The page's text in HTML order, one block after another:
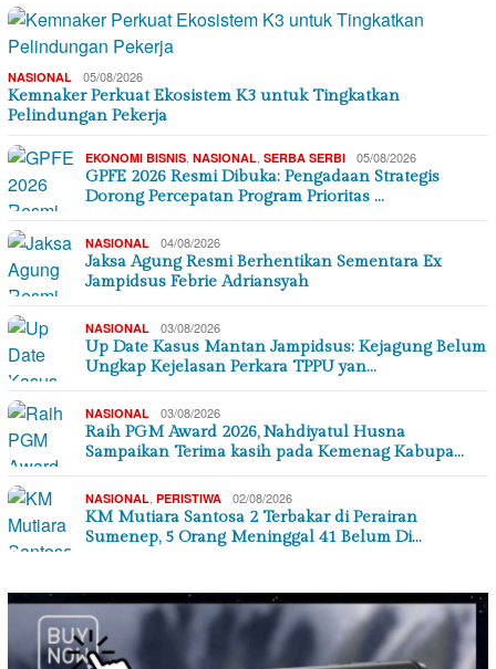
NASIONAL 05/08/2026
Kemnaker Perkuat Ekosistem K3 untuk Tingkatkan
Pelindungan Pekerja
EKONOMI BISNIS, NASIONAL, SERBA SERBI 05/08/2026
GPFE 2026 Resmi Dibuka: Pengadaan Strategis
Dorong Percepatan Program Prioritas …
NASIONAL 04/08/2026
Jaksa Agung Resmi Berhentikan Sementara Ex
Jampidsus Febrie Adriansyah
NASIONAL 03/08/2026
Up Date Kasus Mantan Jampidsus: Kejagung Belum
Ungkap Kejelasan Perkara TPPU yan…
NASIONAL 03/08/2026
Raih PGM Award 2026, Nahdiyatul Husna
Sampaikan Terima kasih pada Kemenag Kabupa…
NASIONAL, PERISTIWA 02/08/2026
KM Mutiara Santosa 2 Terbakar di Perairan
Sumenep, 5 Orang Meninggal 41 Belum Di…